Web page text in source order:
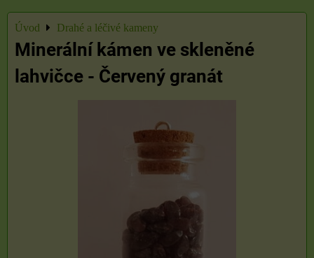
Úvod Drahé a léčivé kameny
Minerální kámen ve skleněné
lahvičce - Červený granát